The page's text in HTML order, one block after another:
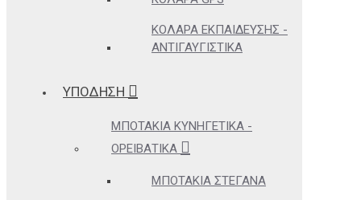
ΚΟΛΆΡΑ ΕΚΠΑΊΔΕΥΣΗΣ -
ΑΝΤΙΓΑΥΓΙΣΤΙΚΆ
ΥΠΟΔΗΣΗ
ΜΠΟΤΆΚΙΑ ΚΥΝΗΓΕΤΙΚΆ -
ΟΡΕΙΒΑΤΙΚΆ
ΜΠΟΤΆΚΙΑ ΣΤΕΓΑΝΆ